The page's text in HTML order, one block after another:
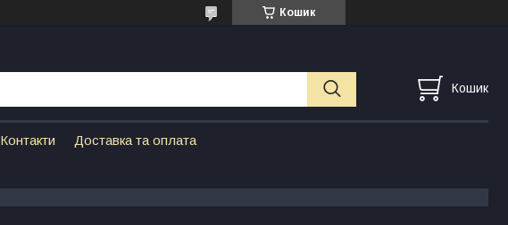
Кошик
Кошик
Контакти Доставка та оплата